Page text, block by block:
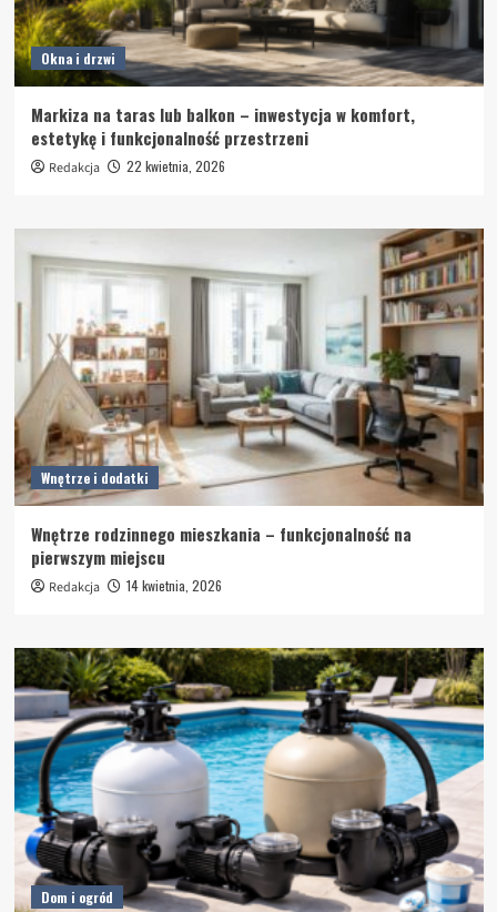
Okna i drzwi
Markiza na taras lub balkon – inwestycja w komfort,
estetykę i funkcjonalność przestrzeni
Redakcja 22 kwietnia, 2026
Wnętrze i dodatki
Wnętrze rodzinnego mieszkania – funkcjonalność na
pierwszym miejscu
Redakcja 14 kwietnia, 2026
Dom i ogród